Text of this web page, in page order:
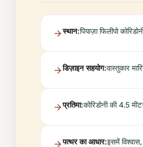
स्थान:पियाज़ा फिलीपो
डिज़ाइन सहयोग:वास्तुकार
प्रतिमा:कोरिडोनी की 4.5
पत्थर का आधार:इसमें